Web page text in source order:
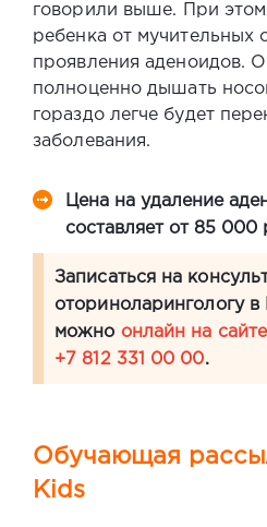
говорили выше. При этом
ребенка от мучительных
проявления аденоидов.
полноценно дышать
гораздо легче будет
заболевания.
Цена на удаление
составляет от 85 000
Записаться на
оториноларингологу
можно онлайн на сайте
+7 812 331 00 00.
Обучающая
Kids